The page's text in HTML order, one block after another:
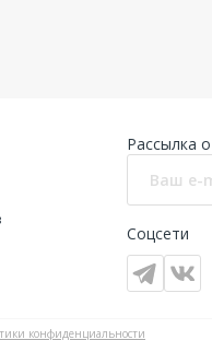
Рассылка
Соцсети
конфиденциальности